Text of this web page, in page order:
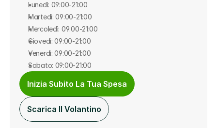
Lunedì: 09:00-21:00
Martedì: 09:00-21:00
Mercoledì: 09:00-21:00
Giovedì: 09:00-21:00
Venerdì: 09:00-21:00
Sabato: 09:00-21:00
Inizia Subito La Tua Spesa
Scarica Il Volantino